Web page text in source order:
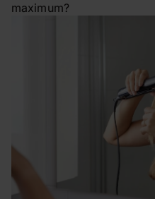
maximum?